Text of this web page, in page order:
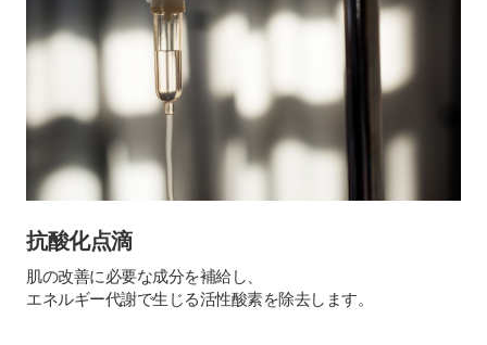
抗酸化点滴
肌の改善に必要な成分を補給し、
エネルギー代謝で生じる活性酸素を除去します。